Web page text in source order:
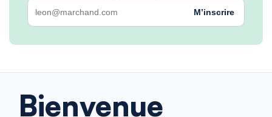
M’inscrire
Bienvenue